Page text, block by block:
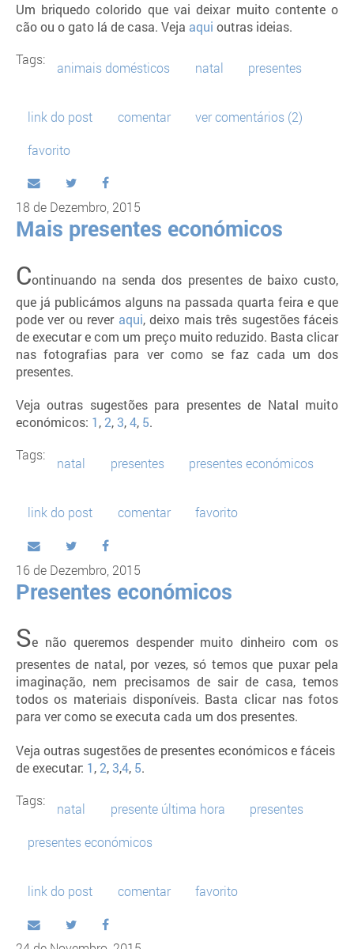
Um briquedo colorido que vai deixar muito contente o
cão ou o gato lá de casa. Veja aqui outras ideias.
Tags:
animais domésticos natal presentes
link do post comentar ver comentários (2)
favorito
18 de Dezembro, 2015
Mais presentes económicos
Continuando na senda dos presentes de baixo custo,
que já publicámos alguns na passada quarta feira e que
pode ver ou rever aqui, deixo mais três sugestões fáceis
de executar e com um preço muito reduzido. Basta clicar
nas fotografias para ver como se faz cada um dos
presentes.
Veja outras sugestões para presentes de Natal muito
económicos: 1 , 2, 3, 4, 5.
Tags:
natal presentes presentes económicos
link do post comentar favorito
16 de Dezembro, 2015
Presentes económicos
Se não queremos despender muito dinheiro com os
presentes de natal, por vezes, só temos que puxar pela
imaginação, nem precisamos de sair de casa, temos
todos os materiais disponíveis. Basta clicar nas fotos
para ver como se executa cada um dos presentes.
Veja outras sugestões de presentes económicos e fáceis
de executar: 1 , 2, 3,4, 5.
Tags:
natal presente última hora presentes
presentes económicos
link do post comentar favorito